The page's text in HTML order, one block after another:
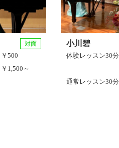
対面
￥500
￥1,500～
小川碧
体験レッスン30分
通常レッスン30分